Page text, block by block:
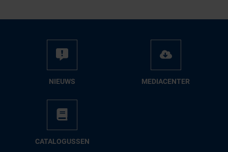
NIEUWS ME­DIA­CEN­TER
CA­TA­LO­GUS­SEN